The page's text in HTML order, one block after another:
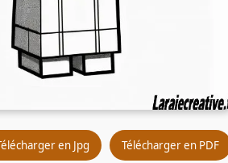
en Jpg Télécharger en PDF